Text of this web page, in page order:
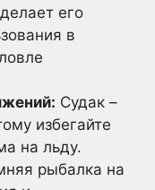
его
в
Судак –
избегайте
на льду.
рыбалка на